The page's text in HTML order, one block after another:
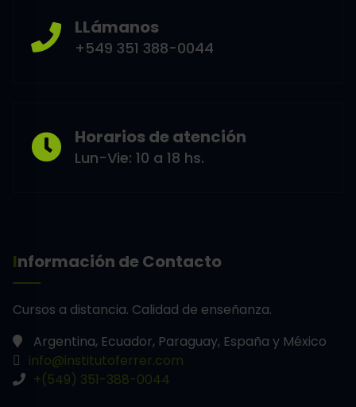
LLámanos
+549 351 388-0044
Horarios de atención
Lun-Vie: 10 a 18 hs.
Información de Contacto
Cursos a distancia. Calidad de enseñanza.
Argentina, Ecuador, Paraguay, España y México
info@institutoferrer.com
+(549) 351-388-0044